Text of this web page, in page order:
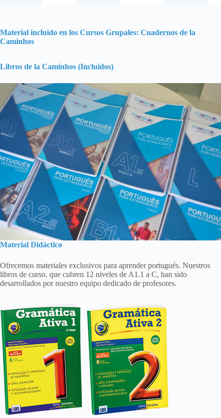
Material incluido en los Cursos Grupales: Cuadernos de la
Caminhos
Libros de la Caminhos (Incluidos)
Material Didáctico
Ofrecemos materiales exclusivos para aprender portugués. Nuestros
libros de curso, que cubren 12 niveles de A1.1 a C, han sido
desarrollados por nuestro equipo dedicado de profesores.